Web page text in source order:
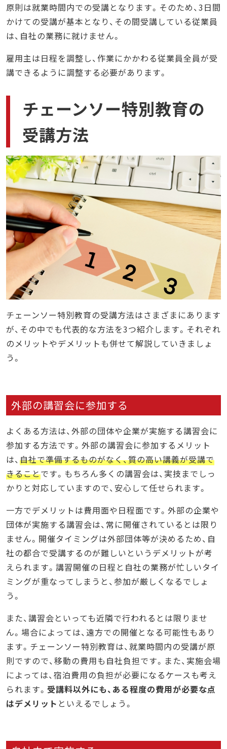
原則は就業時間内での受講となります。そのため、3日間
かけての受講が基本となり、その間受講している従業員
は、自社の業務に就けません。
雇用主は日程を調整し、作業にかかわる従業員全員が受
講できるように調整する必要があります。
チェーンソー特別教育の
受講方法
チェーンソー特別教育の受講方法はさまざまにあります
が、その中でも代表的な方法を3つ紹介します。それぞれ
のメリットやデメリットも併せて解説していきましょ
う。
外部の講習会に参加する
よくある方法は、外部の団体や企業が実施する講習会に
参加する方法です。外部の講習会に参加するメリット
は、 自社で準備するものがなく、質の高い講義が受講で
きることです。もちろん多くの講習会は、実技までしっ
かりと対応していますので、安心して任せられます。
一方でデメリットは費用面や日程面です。外部の企業や
団体が実施する講習会は、常に開催されているとは限り
ません。開催タイミングは外部団体等が決めるため、自
社の都合で受講するのが難しいというデメリットが考
えられます。講習開催の日程と自社の業務が忙しいタイ
ミングが重なってしまうと、参加が厳しくなるでしょ
う。
また、講習会といっても近隣で行われるとは限りませ
ん。場合によっては、遠方での開催となる可能性もあり
ます。チェーンソー特別教育は、就業時間内の受講が原
則ですので、移動の費用も自社負担です。また、実施会場
によっては、宿泊費用の負担が必要になるケースも考え
られます。 受講料以外にも、ある程度の費用が必要な点
はデメリット といえるでしょう。